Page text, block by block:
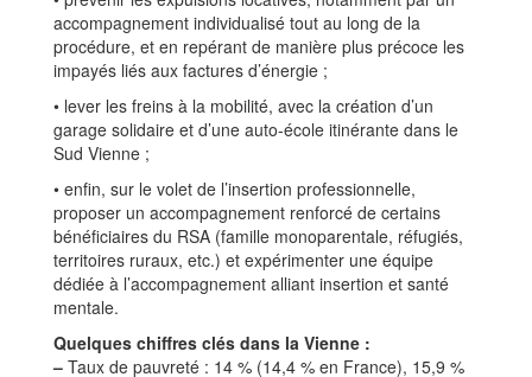
accompagnement individualisé tout au long de la
procédure, et en repérant de manière plus précoce les
impayés liés aux factures d’énergie ;
• lever les freins à la mobilité, avec la création d’un
garage solidaire et d’une auto-école itinérante dans le
Sud Vienne ;
• enfin, sur le volet de l’insertion professionnelle,
proposer un accompagnement renforcé de certains
bénéficiaires du RSA (famille monoparentale, réfugiés,
territoires ruraux, etc.) et expérimenter une équipe
dédiée à l’accompagnement alliant insertion et santé
mentale.
Quelques chiffres clés dans la Vienne :
– Taux de pauvreté : 14 % (14,4 % en France), 15,9 %